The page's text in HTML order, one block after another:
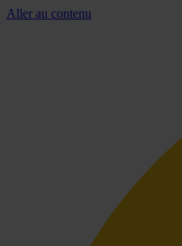
Aller au contenu